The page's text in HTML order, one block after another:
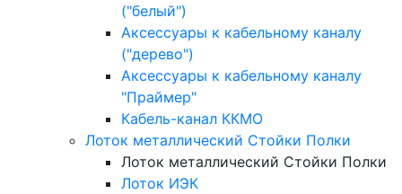
("белый")
Аксессуары к кабельному каналу
("дерево")
Аксессуары к кабельному каналу
"Праймер"
Кабель-канал ККМО
Лоток металлический Стойки Полки
Лоток металлический Стойки Полки
Лоток ИЭК